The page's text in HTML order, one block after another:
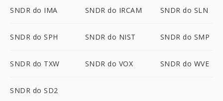
SNDR do IMA SNDR do IRCAM SNDR do SLN
SNDR do SPH SNDR do NIST SNDR do SMP
SNDR do TXW SNDR do VOX SNDR do WVE
SNDR do SD2